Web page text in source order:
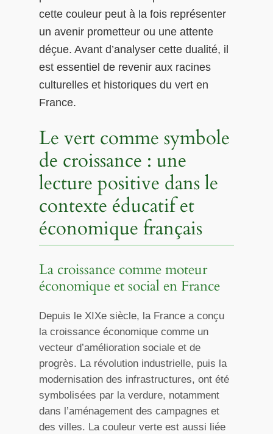
cette couleur peut à la fois représenter
un avenir prometteur ou une attente
déçue. Avant d’analyser cette dualité, il
est essentiel de revenir aux racines
culturelles et historiques du vert en
France.
Le vert comme symbole
de croissance : une
lecture positive dans le
contexte éducatif et
économique français
La croissance comme moteur
économique et social en France
Depuis le XIXe siècle, la France a conçu
la croissance économique comme un
vecteur d’amélioration sociale et de
progrès. La révolution industrielle, puis la
modernisation des infrastructures, ont été
symbolisées par la verdure, notamment
dans l’aménagement des campagnes et
des villes. La couleur verte est aussi liée